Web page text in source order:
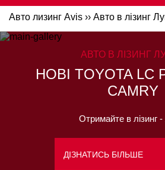
Авто лизинг Avis ›› Авто в лізинг
АВТО В ЛІЗИНГ
НОВІ TOYOTA LC
CAMRY
Отримайте в лізинг -
ДІЗНАТИСЬ БІЛЬШЕ
Політикою
Політикою